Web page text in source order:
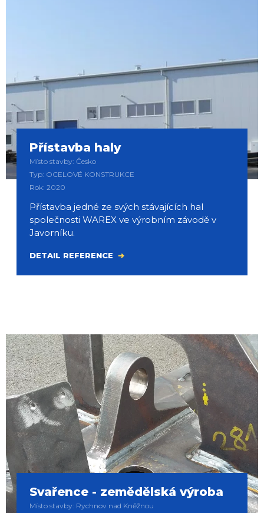
Přístavba haly
Místo stavby: Česko
Typ: OCELOVÉ KONSTRUKCE
Rok: 2020
Přístavba jedné ze svých stávajících hal
společnosti WAREX ve výrobním závodě v
Javorníku.
DETAIL REFERENCE
Svařence - zemědělská výroba
Místo stavby: Rychnov nad Kněžnou